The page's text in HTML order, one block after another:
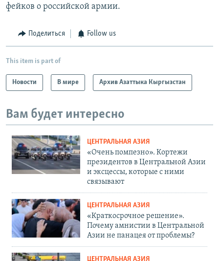
фейков о российской армии.
Поделиться Follow us
This item is part of
Новости В мире Архив Азаттыка Кыргызстан
Вам будет интересно
ЦЕНТРАЛЬНАЯ АЗИЯ
«Очень помпезно». Кортежи
президентов в Центральной Азии
и эксцессы, которые с ними
связывают
ЦЕНТРАЛЬНАЯ АЗИЯ
«Краткосрочное решение».
Почему амнистии в Центральной
Азии не панацея от проблемы?
ЦЕНТРАЛЬНАЯ АЗИЯ